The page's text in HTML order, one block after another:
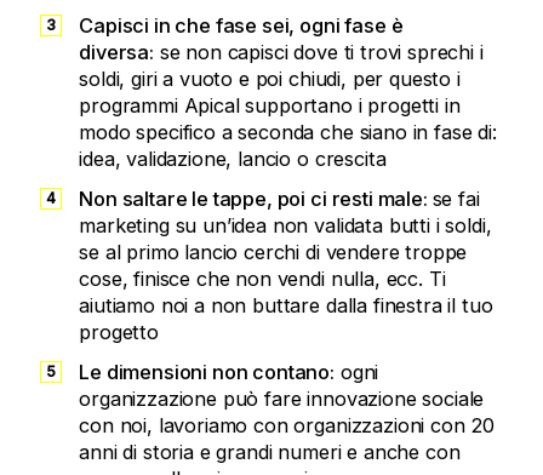
Capisci in che fase sei, ogni fase è
diversa: se non capisci dove ti trovi sprechi i
soldi, giri a vuoto e poi chiudi, per questo i
programmi Apical supportano i progetti in
modo specifico a seconda che siano in fase di:
idea, validazione, lancio o crescita
Non saltare le tappe, poi ci resti male: se fai
marketing su un’idea non validata butti i soldi,
se al primo lancio cerchi di vendere troppe
cose, finisce che non vendi nulla, ecc. Ti
aiutiamo noi a non buttare dalla finestra il tuo
progetto
Le dimensioni non contano: ogni
organizzazione può fare innovazione sociale
con noi, lavoriamo con organizzazioni con 20
anni di storia e grandi numeri e anche con